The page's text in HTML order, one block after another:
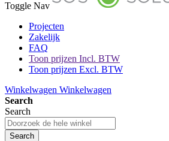
Toggle Nav
Projecten
Zakelijk
FAQ
Toon prijzen Incl. BTW
Toon prijzen Excl. BTW
Winkelwagen Winkelwagen
Search
Search
Search